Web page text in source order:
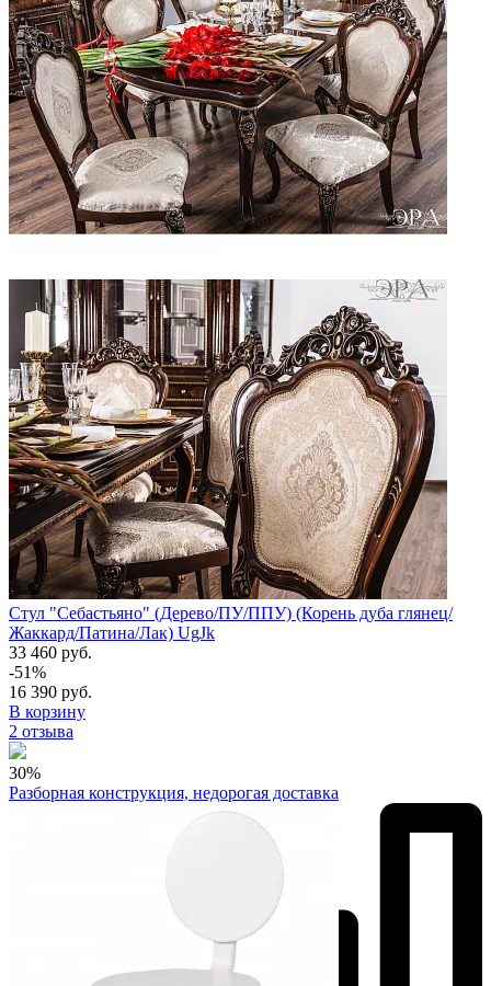
Стул "Себастьяно" (Дерево/ПУ/ППУ) (Корень дуба глянец/
Жаккард/Патина/Лак) UgJk
33 460 руб.
-51%
16 390 руб.
В корзину
2 отзыва
30%
Разборная конструкция, недорогая доставка